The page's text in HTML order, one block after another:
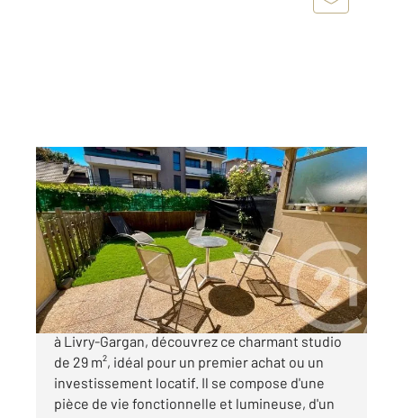
LIVRY GARGAN 93
29 m2, 1 pièce
Ref : 22322
Appartement F1 à vendre
127 000 €
Dans une copropriété bien entretenue située
à Livry-Gargan, découvrez ce charmant studio
de 29 m², idéal pour un premier achat ou un
investissement locatif. Il se compose d'une
pièce de vie fonctionnelle et lumineuse, d'un